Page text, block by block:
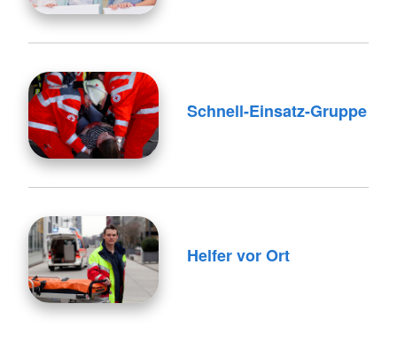
Schnell-Einsatz-Gruppe
Helfer vor Ort